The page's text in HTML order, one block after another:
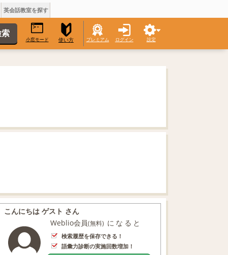
英会話教室を探す
小窓モード 使い方 プレミアム ログイン 設定
こんにちは ゲスト さん
Weblio会員(無料) になると
検索履歴を保存できる！
語彙力診断の実施回数増加！